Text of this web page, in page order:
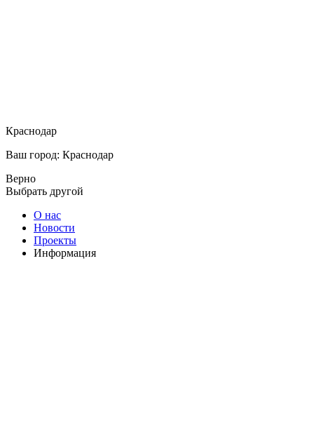
Краснодар
Ваш город: Краснодар
Верно
Выбрать другой
О нас
Новости
Проекты
Информация